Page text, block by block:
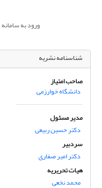
ورود به سامانه
شناسنامه نشریه
صاحب امتیاز
دانشگاه خوارزمی
مدیر مسئول
دکتر حسین ربیعی
سردبیر
دکتر امیر صفاری
هیات تحریریه
محمد نخعی